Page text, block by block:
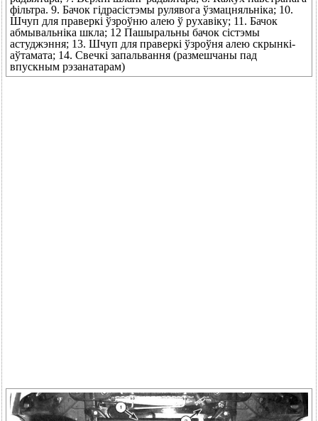
фільтра. 9. Бачок гідрасістэмы рулявога ўзмацняльніка; 10.
Шчуп для праверкі ўзроўню алею ў рухавіку; 11. Бачок
абмывальніка шкла; 12 Пашыральны бачок сістэмы
астуджэння; 13. Шчуп для праверкі ўзроўня алею скрынкі-
аўтамата; 14. Свечкі запальвання (размешчаны пад
впускным рэзанатарам)